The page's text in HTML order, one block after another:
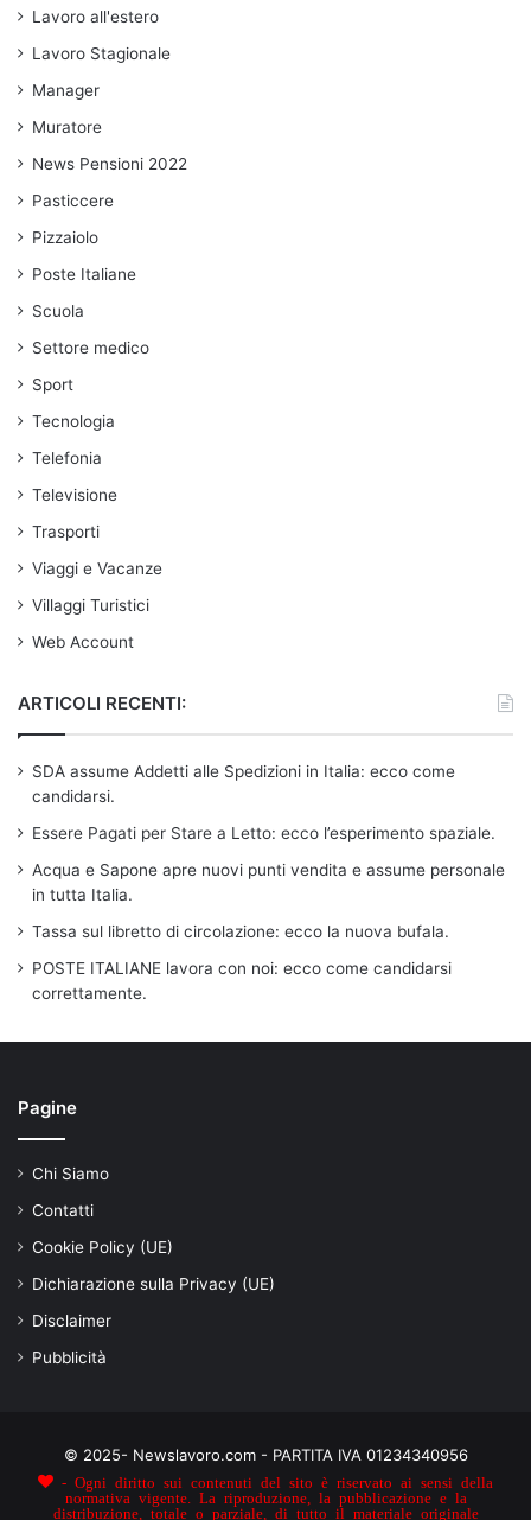
Lavoro all'estero
Lavoro Stagionale
Manager
Muratore
News Pensioni 2022
Pasticcere
Pizzaiolo
Poste Italiane
Scuola
Settore medico
Sport
Tecnologia
Telefonia
Televisione
Trasporti
Viaggi e Vacanze
Villaggi Turistici
Web Account
ARTICOLI RECENTI:
SDA assume Addetti alle Spedizioni in Italia: ecco come
candidarsi.
Essere Pagati per Stare a Letto: ecco l’esperimento spaziale.
Acqua e Sapone apre nuovi punti vendita e assume personale
in tutta Italia.
Tassa sul libretto di circolazione: ecco la nuova bufala.
POSTE ITALIANE lavora con noi: ecco come candidarsi
correttamente.
Pagine
Chi Siamo
Contatti
Cookie Policy (UE)
Dichiarazione sulla Privacy (UE)
Disclaimer
Pubblicità
© 2025- Newslavoro.com - PARTITA IVA 01234340956
- Ogni diritto sui contenuti del sito è riservato ai sensi della
normativa vigente. La riproduzione, la pubblicazione e la
distribuzione, totale o parziale, di tutto il materiale originale